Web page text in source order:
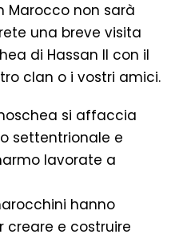
Marocco non sarà
una breve visita
di Hassan II con il
clan o i vostri amici.
si affaccia
settentrionale e
lavorate a
hanno
creare e costruire